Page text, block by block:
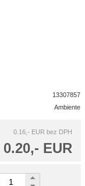
13307857
Ambiente
0.16,- EUR bez DPH
0.20,- EUR